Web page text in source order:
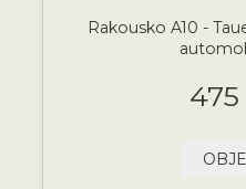
Rakousko A10 -
475